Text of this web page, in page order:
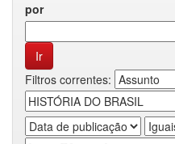
por
Filtros correntes: